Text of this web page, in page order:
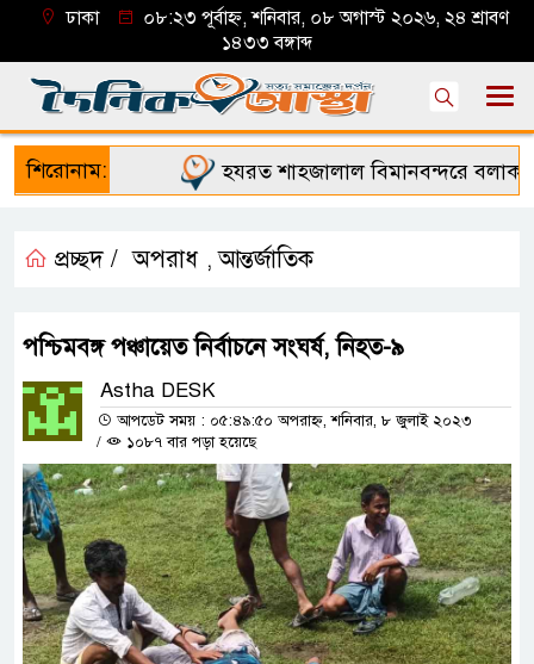
ঢাকা
০৮:২৩ পূর্বাহ্ন, শনিবার, ০৮ অগাস্ট ২০২৬, ২৪ শ্রাবণ
১৪৩৩ বঙ্গাব্দ
শিরোনাম: হযরত শাহজালাল বিমানবন্দরে বলাকা
প্রচ্ছদ / অপরাধ ,আন্তর্জাতিক
পশ্চিমবঙ্গ পঞ্চায়েত নির্বাচনে সংঘর্ষ, নিহত-৯
Astha DESK
আপডেট সময় : ০৫:৪৯:৫০ অপরাহ্ন, শনিবার, ৮ জুলাই ২০২৩
/
১০৮৭ বার পড়া হয়েছে